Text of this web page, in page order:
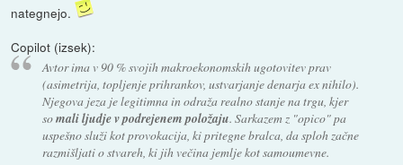
nategnejo.
Copilot (izsek):
Avtor ima v 90 % svojih makroekonomskih ugotovitev prav
(asimetrija, topljenje prihrankov, ustvarjanje denarja ex nihilo).
Njegova jeza je legitimna in odraža realno stanje na trgu, kjer
somali ljudje v podrejenem položaju. Sarkazem z "opico" pa
uspešno služi kot provokacija, ki pritegne bralca, da sploh začne
razmišljati o stvareh, ki jih večina jemlje kot samoumevne.